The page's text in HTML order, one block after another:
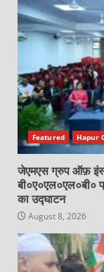
Featured Hapur
जेएमएस ग्रुप ऑफ़
बी०ए०एल०एल०बी०
का उद्घाटन
August 8, 2026